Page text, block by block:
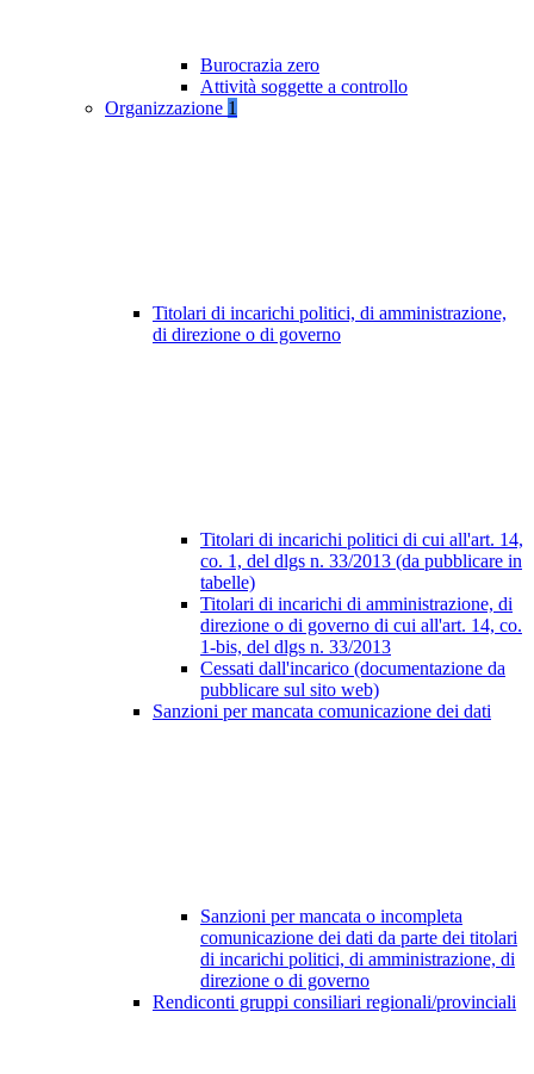
Burocrazia zero
Attività soggette a controllo
Organizzazione 1
Titolari di incarichi politici, di amministrazione,
di direzione o di governo
Titolari di incarichi politici di cui all'art. 14,
co. 1, del dlgs n. 33/2013 (da pubblicare in
tabelle)
Titolari di incarichi di amministrazione, di
direzione o di governo di cui all'art. 14, co.
1-bis, del dlgs n. 33/2013
Cessati dall'incarico (documentazione da
pubblicare sul sito web)
Sanzioni per mancata comunicazione dei dati
Sanzioni per mancata o incompleta
comunicazione dei dati da parte dei titolari
di incarichi politici, di amministrazione, di
direzione o di governo
Rendiconti gruppi consiliari regionali/provinciali